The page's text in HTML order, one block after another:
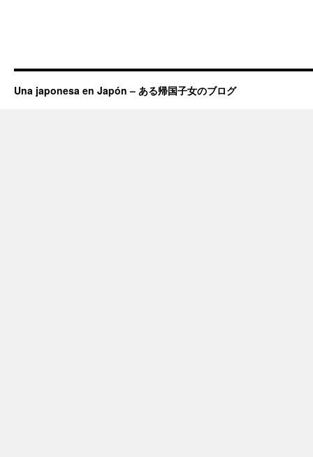
Una japonesa en Japón – ある帰国子女のブログ